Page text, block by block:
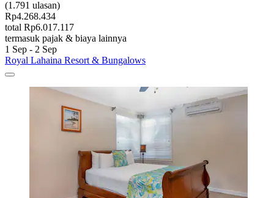
(1.791 ulasan)
Rp4.268.434
total Rp6.017.117
termasuk pajak & biaya lainnya
1 Sep - 2 Sep
Royal Lahaina Resort & Bungalows